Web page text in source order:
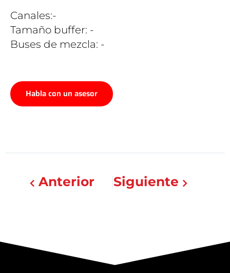
Canales:-
Tamaño buffer: -
Buses de mezcla: -
Habla con un asesor
Anterior Siguiente